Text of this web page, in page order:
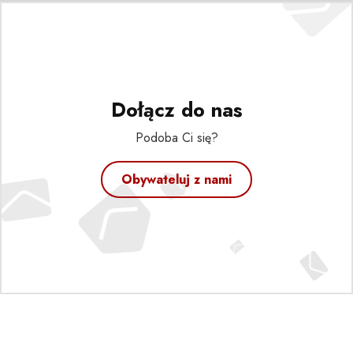
Dołącz do nas
Podoba Ci się?
Obywateluj z nami